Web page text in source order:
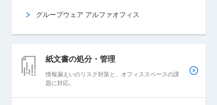
グループウェア アルファオフィス
紙文書の処分・管理
情報漏えいのリスク対策と、オフィススペースの課
題に対応。